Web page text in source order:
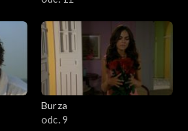
Burza
odc. 9